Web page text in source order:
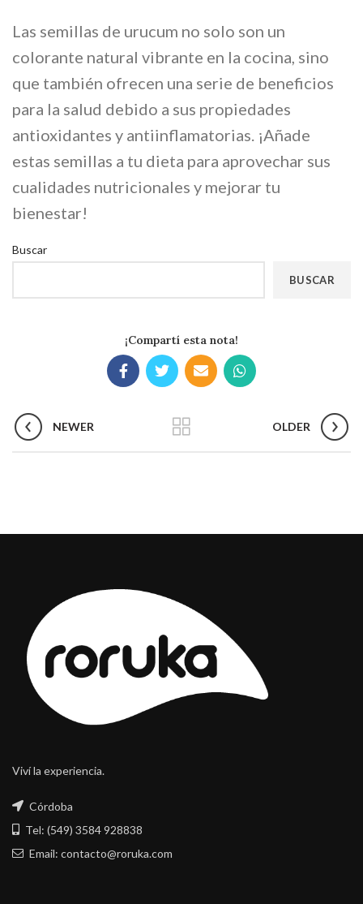
Las semillas de urucum no solo son un
colorante natural vibrante en la cocina, sino
que también ofrecen una serie de beneficios
para la salud debido a sus propiedades
antioxidantes y antiinflamatorias. ¡Añade
estas semillas a tu dieta para aprovechar sus
cualidades nutricionales y mejorar tu
bienestar!
Buscar
BUSCAR
¡Compartí esta nota!
NEWER OLDER
Viví la experiencia.
Córdoba
Tel: (549) 3584 928838
Email: contacto@roruka.com